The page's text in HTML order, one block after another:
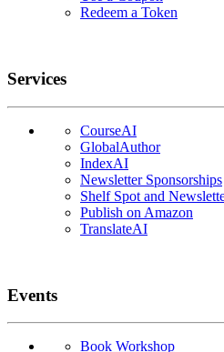
Redeem a Token
Services
CourseAI
GlobalAuthor
IndexAI
Newsletter Sponsorships
Shelf Spot and
Publish on Amazon
TranslateAI
Events
Book Workshop